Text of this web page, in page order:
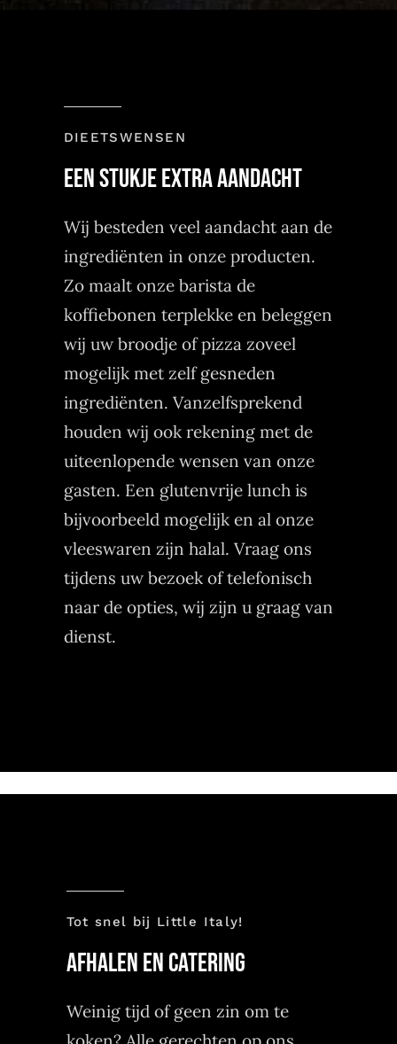
DIEETSWENSEN
EEN STUKJE EXTRA AANDACHT
Wij besteden veel aandacht aan de
ingrediënten in onze producten.
Zo maalt onze barista de
koffiebonen terplekke en beleggen
wij uw broodje of pizza zoveel
mogelijk met zelf gesneden
ingrediënten. Vanzelfsprekend
houden wij ook rekening met de
uiteenlopende wensen van onze
gasten. Een glutenvrije lunch is
bijvoorbeeld mogelijk en al onze
vleeswaren zijn halal. Vraag ons
tijdens uw bezoek of telefonisch
naar de opties, wij zijn u graag van
dienst.
Tot snel bij Little Italy!
AFHALEN EN CATERING
Weinig tijd of geen zin om te